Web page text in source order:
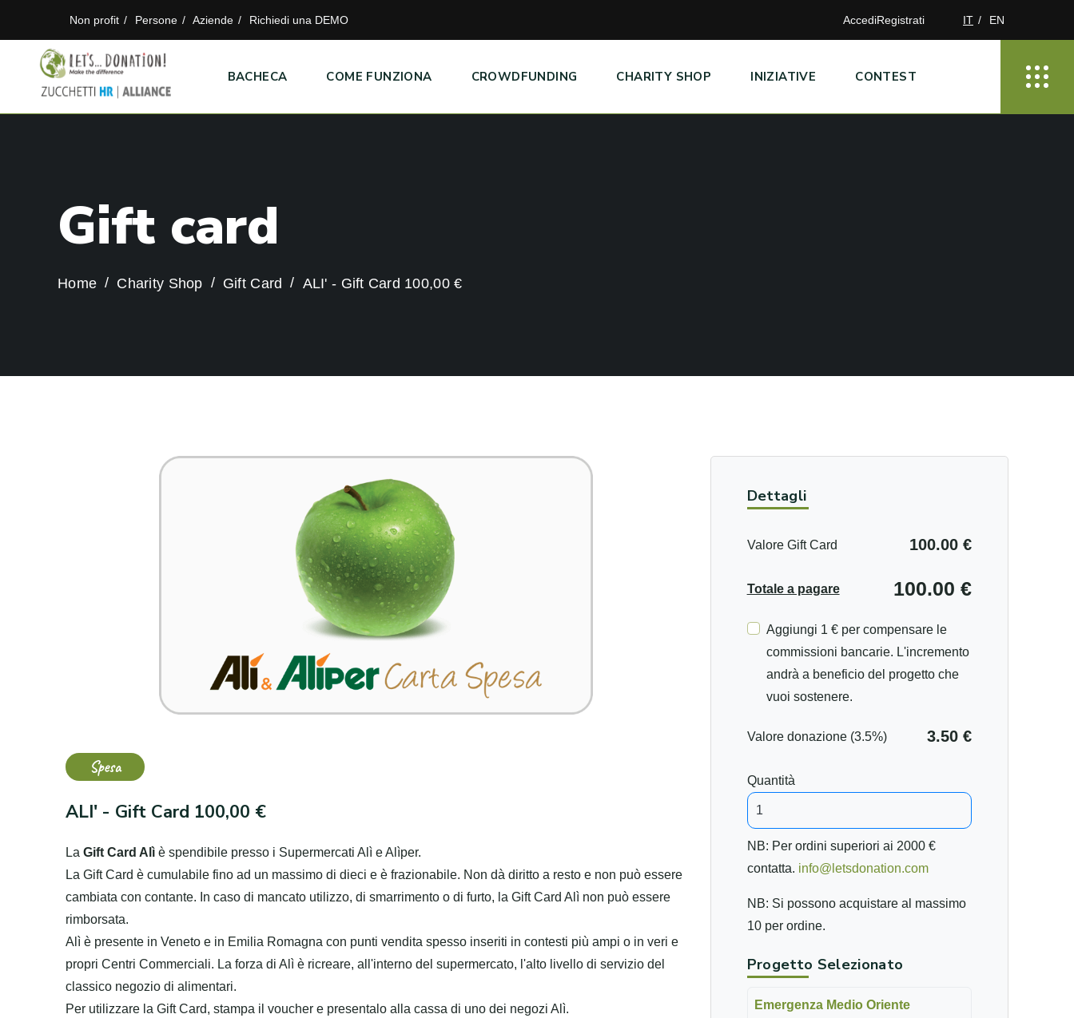
Non profit Persone Aziende Richiedi una DEMO AccediRegistrati IT EN
BACHECA COME FUNZIONA CROWDFUNDING CHARITY SHOP INIZIATIVE CONTEST
Gift card
Home Charity Shop Gift Card ALI' - Gift Card 100,00 €
Spesa
ALI' - Gift Card 100,00 €
LaGift Card Alì è spendibile presso i Supermercati Alì e Alìper.
La Gift Card è cumulabile fino ad un massimo di dieci e è frazionabile. Non dà diritto a resto e non può essere
cambiata con contante. In caso di mancato utilizzo, di smarrimento o di furto, la Gift Card Alì non può essere
rimborsata.
Alì è presente in Veneto e in Emilia Romagna con punti vendita spesso inseriti in contesti più ampi o in veri e
propri Centri Commerciali. La forza di Alì è ricreare, all'interno del supermercato, l'alto livello di servizio del
classico negozio di alimentari.
Per utilizzare la Gift Card, stampa il voucher e presentalo alla cassa di uno dei negozi Alì.
Dettagli
Valore Gift Card 100.00 €
Totale a pagare 100.00 €
Aggiungi 1 € per compensare le
commissioni bancarie. L'incremento
andrà a beneficio del progetto che
vuoi sostenere.
Valore donazione (3.5%) 3.50 €
Quantità
NB: Per ordini superiori ai 2000 €
contatta. info@letsdonation.com
NB: Si possono acquistare al massimo
10 per ordine.
Progetto Selezionato
Emergenza Medio Oriente